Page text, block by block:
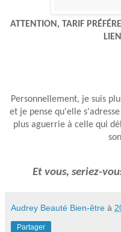
ATTENTION, TARIF
Personnellement, je suis
et je pense qu'elle
plus aguerrie à celle qui
Et vous, seriez-
Audrey Beauté Bien-être à
Partager